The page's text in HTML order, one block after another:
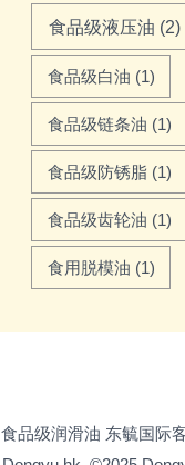
食品级液压油 (2)
食品级白油 (1)
食品级链条油 (1)
食品级防锈脂 (1)
食品级齿轮油 (1)
食用脱模油 (1)
食品级润滑油 东毓国际